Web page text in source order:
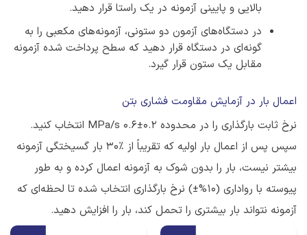
بالایی و پایینی آزمونه در یک راستا قرار دهید.
در دستگاه‌های آزمون دو ستونی، آزمونه‌های مکعبی را به
گونه‌ای در دستگاه قرار دهید که سطح پرداخت شده آزمونه
مقابل یک ستون قرار گیرد.
اعمال بار در آزمایش مقاومت فشاری بتن
نرخ ثابت بارگذاری را در محدوده 0.2±0.6 MPa/s انتخاب کنید.
سپس پس از اعمال بار اولیه که تقریباً از ٪۳۰ بار گسیختگی آزمونه
بیشتر نیست، بار را بدون شوک به آزمونه اعمال کرده و به طور
پیوسته با رواداری (10%±) نرخ بارگذاری انتخاب شده تا لحظه‌ای که
آزمونه نتواند بار بیشتری را تحمل کند، بار را افزایش دهید.